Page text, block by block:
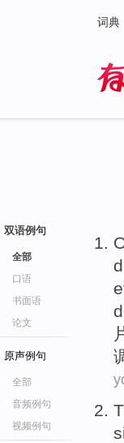
词典
双语例句
全部
口语
书面语
论文
原声例句
全部
音频例句
视频例句